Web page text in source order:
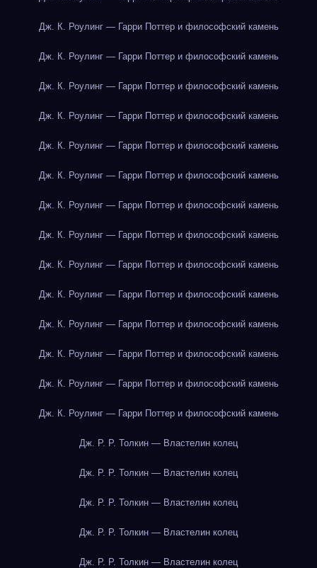
Дж. К. Роулинг — Гарри Поттер и философский камень
Дж. К. Роулинг — Гарри Поттер и философский камень
Дж. К. Роулинг — Гарри Поттер и философский камень
Дж. К. Роулинг — Гарри Поттер и философский камень
Дж. К. Роулинг — Гарри Поттер и философский камень
Дж. К. Роулинг — Гарри Поттер и философский камень
Дж. К. Роулинг — Гарри Поттер и философский камень
Дж. К. Роулинг — Гарри Поттер и философский камень
Дж. К. Роулинг — Гарри Поттер и философский камень
Дж. К. Роулинг — Гарри Поттер и философский камень
Дж. К. Роулинг — Гарри Поттер и философский камень
Дж. К. Роулинг — Гарри Поттер и философский камень
Дж. К. Роулинг — Гарри Поттер и философский камень
Дж. К. Роулинг — Гарри Поттер и философский камень
Дж. Р. Р. Толкин — Властелин колец
Дж. Р. Р. Толкин — Властелин колец
Дж. Р. Р. Толкин — Властелин колец
Дж. Р. Р. Толкин — Властелин колец
Дж. Р. Р. Толкин — Властелин колец